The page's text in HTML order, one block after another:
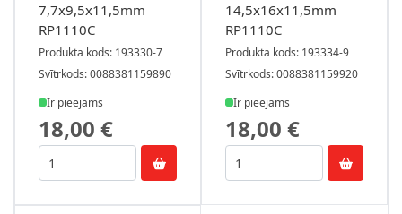
7,7x9,5x11,5mm
RP1110C
Produkta kods: 193330-7
Svītrkods: 0088381159890
Ir pieejams
18,00 €
14,5x16x11,5mm
RP1110C
Produkta kods: 193334-9
Svītrkods: 0088381159920
Ir pieejams
18,00 €